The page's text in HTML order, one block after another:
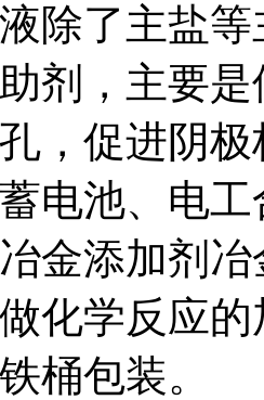
除了主盐
剂，主要
，促进阴
电池、电
金添加剂
化学反应
桶包装。